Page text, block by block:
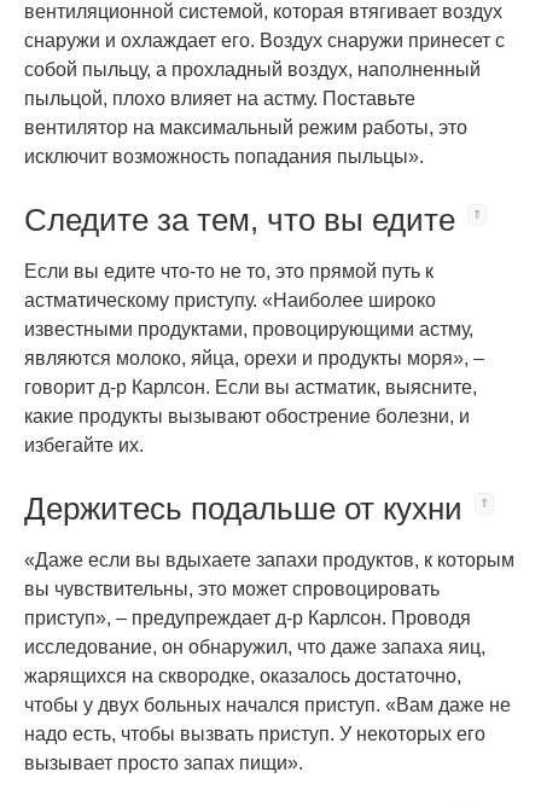
вентиляционной системой, которая втягивает воздух
снаружи и охлаждает его. Воздух снаружи принесет с
собой пыльцу, а прохладный воздух, наполненный
пыльцой, плохо влияет на астму. Поставьте
вентилятор на максимальный режим работы, это
исключит возможность попадания пыльцы».
Следите за тем, что вы едите
Если вы едите что-то не то, это прямой путь к
астматическому приступу. «Наиболее широко
известными продуктами, провоцирующими астму,
являются молоко, яйца, орехи и продукты моря», –
говорит д-р Карлсон. Если вы астматик, выясните,
какие продукты вызывают обострение болезни, и
избегайте их.
Держитесь подальше от кухни
«Даже если вы вдыхаете запахи продуктов, к которым
вы чувствительны, это может спровоцировать
приступ», – предупреждает д-р Карлсон. Проводя
исследование, он обнаружил, что даже запаха яиц,
жарящихся на сквородке, оказалось достаточно,
чтобы у двух больных начался приступ. «Вам даже не
надо есть, чтобы вызвать приступ. У некоторых его
вызывает просто запах пищи».